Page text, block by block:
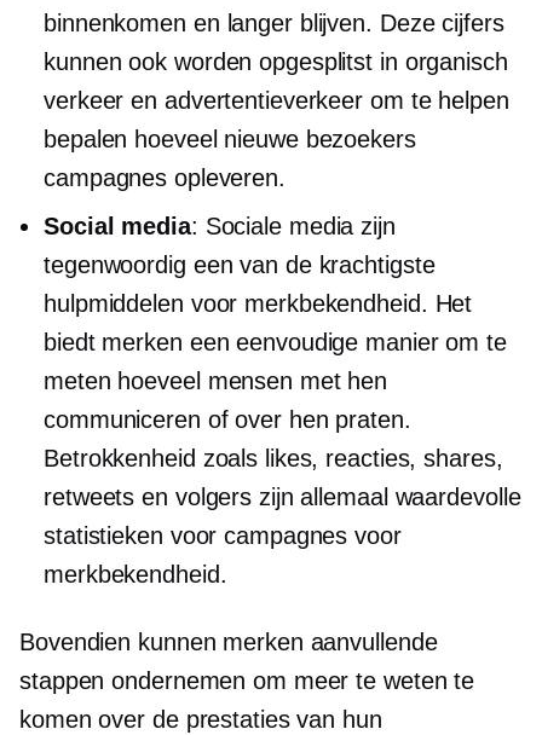
binnenkomen en langer blijven. Deze cijfers
kunnen ook worden opgesplitst in organisch
verkeer en advertentieverkeer om te helpen
bepalen hoeveel nieuwe bezoekers
campagnes opleveren.
Social media: Sociale media zijn
tegenwoordig een van de krachtigste
hulpmiddelen voor merkbekendheid. Het
biedt merken een eenvoudige manier om te
meten hoeveel mensen met hen
communiceren of over hen praten.
Betrokkenheid zoals likes, reacties, shares,
retweets en volgers zijn allemaal waardevolle
statistieken voor campagnes voor
merkbekendheid.
Bovendien kunnen merken aanvullende
stappen ondernemen om meer te weten te
komen over de prestaties van hun